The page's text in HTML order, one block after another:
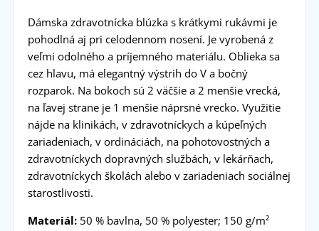
Dámska zdravotnícka blúzka s krátkymi rukávmi je
pohodlná aj pri celodennom nosení. Je vyrobená z
veľmi odolného a príjemného materiálu. Oblieka sa
cez hlavu, má elegantný výstrih do V a bočný
rozparok. Na bokoch sú 2 väčšie a 2 menšie vrecká,
na ľavej strane je 1 menšie náprsné vrecko. Využitie
nájde na klinikách, v zdravotníckych a kúpeľných
zariadeniach, v ordináciách, na pohotovostných a
zdravotníckych dopravných službách, v lekárňach,
zdravotníckych školách alebo v zariadeniach sociálnej
starostlivosti.
Materiál:50 % bavlna, 50 % polyester; 150 g/m²